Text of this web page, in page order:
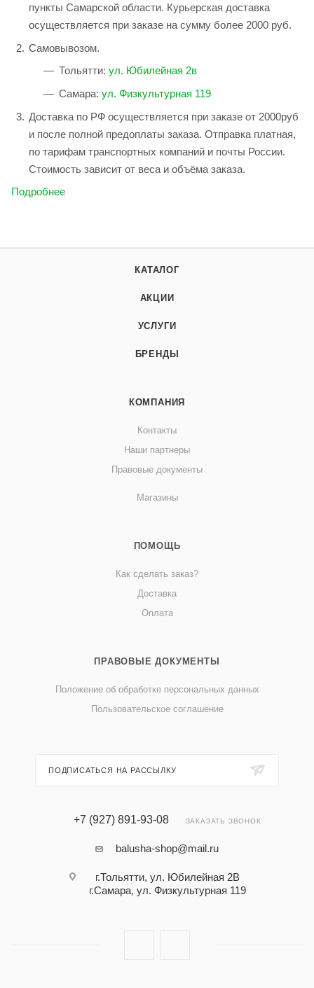
пункты Самарской области. Курьерская доставка
осуществляется при заказе на сумму более 2000 руб.
Самовывозом.
Тольятти: ул. Юбилейная 2в
Самара: ул. Физкультурная 119
Доставка по РФ осуществляется при заказе от 2000руб
и после полной предоплаты заказа. Отправка платная,
по тарифам транспортных компаний и почты России.
Стоимость зависит от веса и объёма заказа.
Подробнее
КАТАЛОГ
АКЦИИ
УСЛУГИ
БРЕНДЫ
КОМПАНИЯ
Контакты
Наши партнеры
Правовые документы
Магазины
ПОМОЩЬ
Как сделать заказ?
Доставка
Оплата
ПРАВОВЫЕ ДОКУМЕНТЫ
Положение об обработке персональных данных
Пользовательское соглашение
ПОДПИСАТЬСЯ НА РАССЫЛКУ
+7 (927) 891-93-08 ЗАКАЗАТЬ ЗВОНОК
balusha-shop@mail.ru
г.Тольятти, ул. Юбилейная 2В
г.Самара, ул. Физкультурная 119